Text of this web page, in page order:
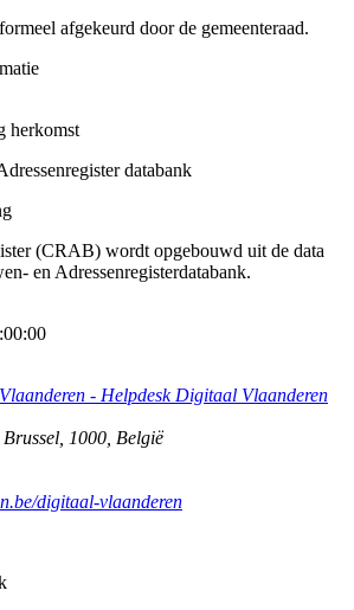
afgekeurd door de gemeenteraad.
herkomst
databank
(CRAB) wordt opgebouwd uit de data
en Adressenregisterdatabank.
- Helpdesk Digitaal Vlaanderen
Brussel 1000 België
digitaal-vlaanderen